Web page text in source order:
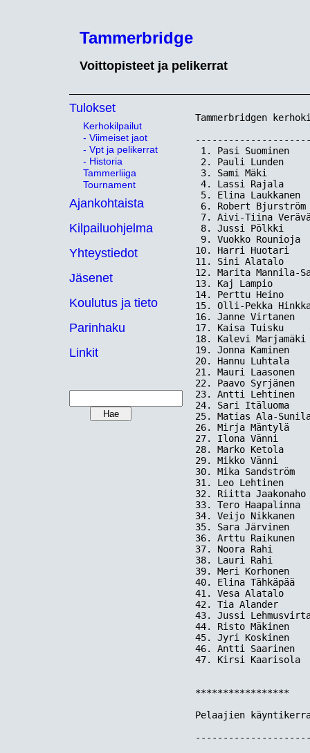
Tammerbridge
Voittopisteet ja pelikerrat
Tulokset
Kerhokilpailut
- Viimeiset jaot
- Vpt ja pelikerrat
- Historia
Tammerliiga
Tournament
Ajankohtaista
Kilpailuohjelma
Yhteystiedot
Jäsenet
Koulutus ja tieto
Parinhaku
Linkit
Tammerbridgen
1. Pasi
2. Pauli Lunden
3. Sami Mäki
4. Lassi Rajala
5. Elina
6. Robert
7. Aivi-Tiina
8. Jussi Pölkki
9. Vuokko
10. Harri
11. Sini Alatalo
12. Marita
13. Kaj Lampio
14. Perttu Heino
15. Olli-Pekka
16. Janne
17. Kaisa Tuisku
18. Kalevi
19. Jonna
20. Hannu
21. Mauri
22. Paavo
23. Antti
24. Sari
25. Matias Ala-
26. Mirja
27. Ilona Vänni
28. Marko
29. Mikko Vänni
30. Mika
31. Leo
32. Riitta
33. Tero
34. Veijo
35. Sara
36. Arttu
37. Noora Rahi
38. Lauri Rahi
39. Meri
40. Elina
41. Vesa
42. Tia Alander
43. Jussi
44. Risto
45. Jyri
46. Antti
47. Kirsi
*****************
Pelaajien